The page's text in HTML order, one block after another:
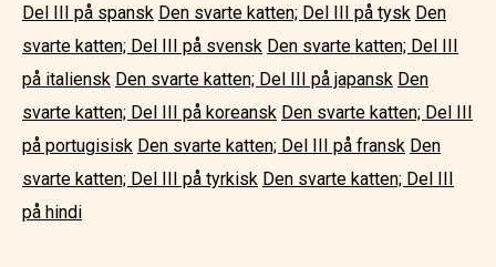
Del III på spansk Den svarte katten; Del III på tysk Den
svarte katten; Del III på svensk Den svarte katten; Del III
på italiensk Den svarte katten; Del III på japansk Den
svarte katten; Del III på koreansk Den svarte katten; Del III
på portugisisk Den svarte katten; Del III på fransk Den
svarte katten; Del III på tyrkisk Den svarte katten; Del III
på hindi